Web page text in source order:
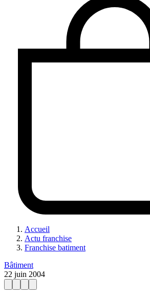
Accueil
Actu franchise
Franchise batiment
Bâtiment
22 juin 2004